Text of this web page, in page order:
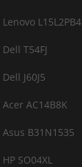
L15L2PB4
T54FJ
J60J5
AC14B8K
B31N1535
SO04XL